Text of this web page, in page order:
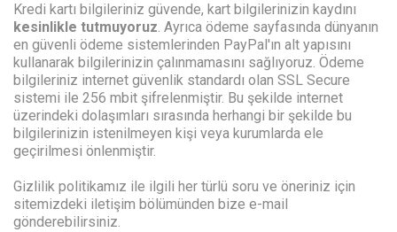
Kredi kartı bilgileriniz güvende, kart bilgilerinizin kaydını
kesinlikle tutmuyoruz. Ayrıca ödeme sayfasında dünyanın
en güvenli ödeme sistemlerinden PayPal'ın alt yapısını
kullanarak bilgilerinizin çalınmamasını sağlıyoruz. Ödeme
bilgileriniz internet güvenlik standardı olan SSL Secure
sistemi ile 256 mbit şifrelenmiştir. Bu şekilde internet
üzerindeki dolaşımları sırasında herhangi bir şekilde bu
bilgilerinizin istenilmeyen kişi veya kurumlarda ele
geçirilmesi önlenmiştir.
Gizlilik politikamız ile ilgili her türlü soru ve öneriniz için
sitemizdeki iletişim bölümünden bize e-mail
gönderebilirsiniz.